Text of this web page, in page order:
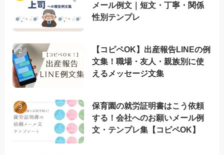
メール例文｜短文・丁寧・関係
性別テンプレ
【コピペOK】出産報告LINEの例
文集！職場・友人・親族別に使
えるメッセージ文集
保育園の就労証明書はこう依頼
する！会社へのお願いメール例
文・テンプレ集【コピペOK】